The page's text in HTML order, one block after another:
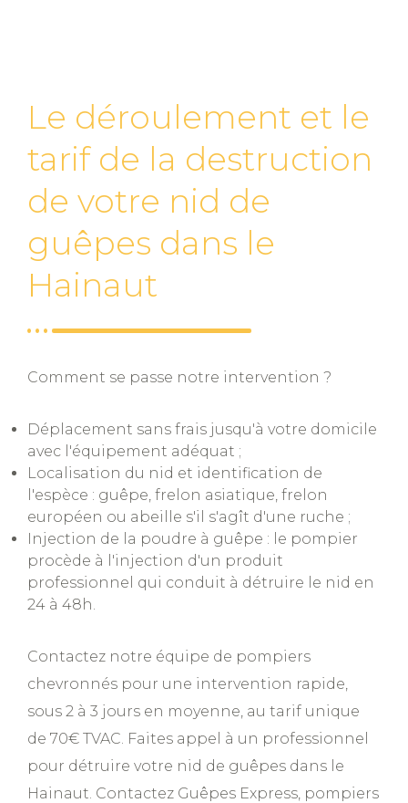
Le déroulement et le
tarif de la destruction
de votre nid de
guêpes dans le
Hainaut
Comment se passe notre intervention ?
Déplacement sans frais jusqu'à votre domicile
avec l'équipement adéquat ;
Localisation du nid et identification de
l'espèce : guêpe, frelon asiatique, frelon
européen ou abeille s'il s'agît d'une ruche ;
Injection de la poudre à guêpe : le pompier
procède à l'injection d'un produit
professionnel qui conduit à détruire le nid en
24 à 48h.
Contactez notre équipe de pompiers
chevronnés pour une intervention rapide,
sous 2 à 3 jours en moyenne, au tarif unique
de 70€ TVAC. Faites appel à un professionnel
pour détruire votre nid de guêpes dans le
Hainaut. Contactez Guêpes Express, pompiers